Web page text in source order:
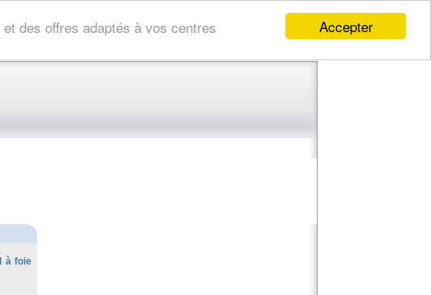
Accepter
des offres adaptés à vos centres
à foie